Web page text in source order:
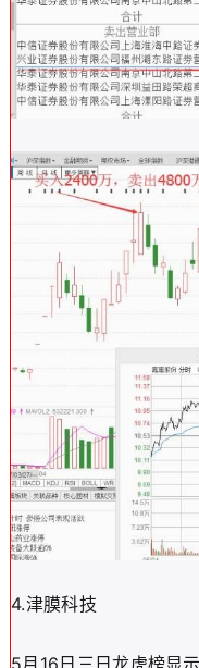
4.津膜科技
5月16日三日龙虎榜显